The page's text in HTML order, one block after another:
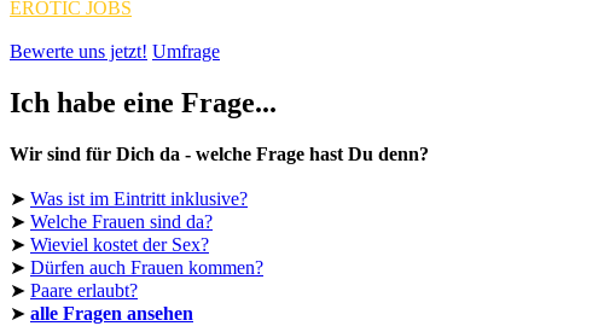
EROTIC JOBS
Bewerte uns jetzt! Umfrage
Ich habe eine Frage...
Wir sind für Dich da - welche Frage hast Du denn?
➤ Was ist im Eintritt inklusive?
➤ Welche Frauen sind da?
➤ Wieviel kostet der Sex?
➤ Dürfen auch Frauen kommen?
➤ Paare erlaubt?
➤ alle Fragen ansehen